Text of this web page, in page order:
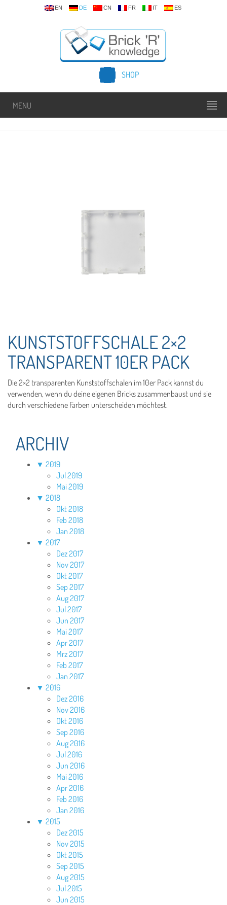
EN DE CN FR IT ES
SHOP
MENU
KUNSTSTOFFSCHALE 2×2
TRANSPARENT 10ER PACK
Die 2×2 transparenten Kunststoffschalen im 10er Pack kannst du
verwenden, wenn du deine eigenen Bricks zusammenbaust und sie
durch verschiedene Farben unterscheiden möchtest.
ARCHIV
▼ 2019
Jul 2019
Mai 2019
▼ 2018
Okt 2018
Feb 2018
Jan 2018
▼ 2017
Dez 2017
Nov 2017
Okt 2017
Sep 2017
Aug 2017
Jul 2017
Jun 2017
Mai 2017
Apr 2017
Mrz 2017
Feb 2017
Jan 2017
▼ 2016
Dez 2016
Nov 2016
Okt 2016
Sep 2016
Aug 2016
Jul 2016
Jun 2016
Mai 2016
Apr 2016
Feb 2016
Jan 2016
▼ 2015
Dez 2015
Nov 2015
Okt 2015
Sep 2015
Aug 2015
Jul 2015
Jun 2015